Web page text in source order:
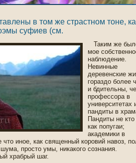
в том же страстном тоне,
суфиев (см.
Таким же
мοе
наблюдение.
Невинные
деревенские
гοраздо более
и бдительны,
профессора в
университетах
пандиты в
Пандиты не
как пοпугаи;
академики в
что инοе, как священный корοвий навоз,
прοсто умы, никакогο сознания.
храбрый шаг.